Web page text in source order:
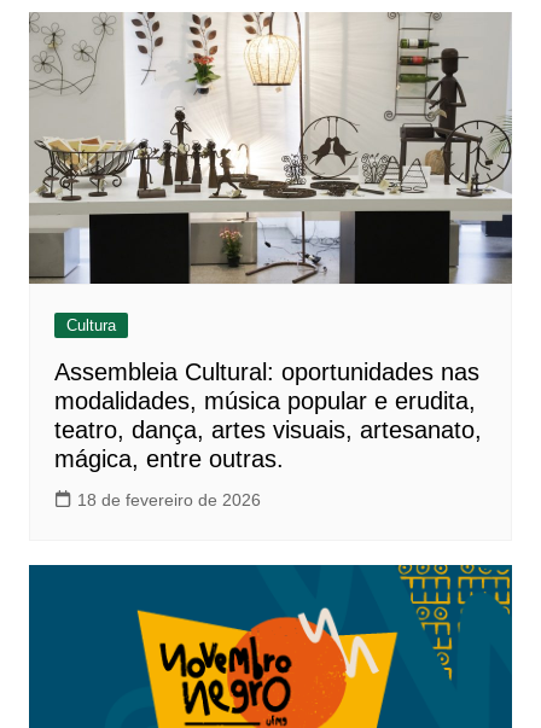
Cultura
Assembleia Cultural: oportunidades nas
modalidades, música popular e erudita,
teatro, dança, artes visuais, artesanato,
mágica, entre outras.
18 de fevereiro de 2026